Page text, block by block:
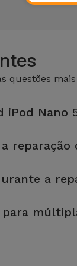
questões
Nano
reparação
a
25% sobre o